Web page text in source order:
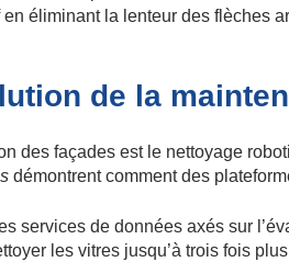
éliminant la lenteur des
de la
des façades est le nettoyage
démontrent comment des
de données axés sur
les vitres jusqu’à trois fois